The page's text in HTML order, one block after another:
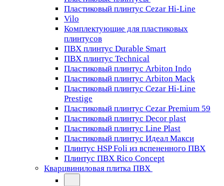
Пластиковый плинтус Cezar Hi-Line
Vilo
Комплектующие для пластиковых
плинтусов
ПВХ плинтус Durable Smart
ПВХ плинтус Technical
Пластиковый плинтус Arbiton Indo
Пластиковый плинтус Arbiton Mack
Пластиковый плинтус Cezar Hi-Line
Prestige
Пластиковый плинтус Cezar Premium 59
Пластиковый плинтус Decor plast
Пластиковый плинтус Line Plast
Пластиковый плинтус Идеал Макси
Плинтус HSP Foli из вспененного ПВХ
Плинтус ПВХ Rico Concept
Кварцвиниловая плитка ПВХ